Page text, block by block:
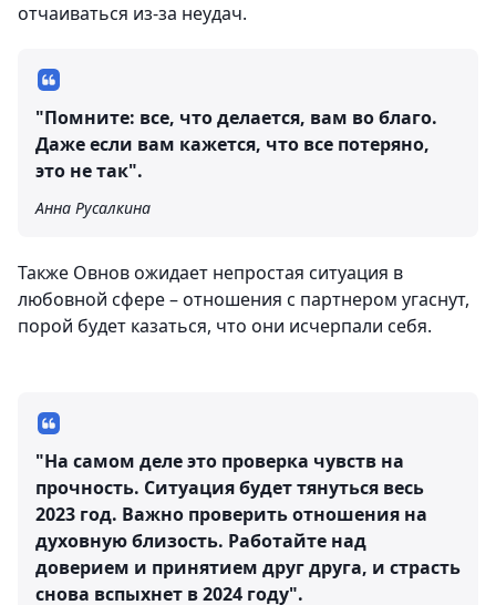
отчаиваться из-за неудач.
"Помните: все, что делается, вам во благо.
Даже если вам кажется, что все потеряно,
это не так".
Анна Русалкина
Также Овнов ожидает непростая ситуация в
любовной сфере – отношения с партнером угаснут,
порой будет казаться, что они исчерпали себя.
"На самом деле это проверка чувств на
прочность. Ситуация будет тянуться весь
2023 год. Важно проверить отношения на
духовную близость. Работайте над
доверием и принятием друг друга, и страсть
снова вспыхнет в 2024 году".